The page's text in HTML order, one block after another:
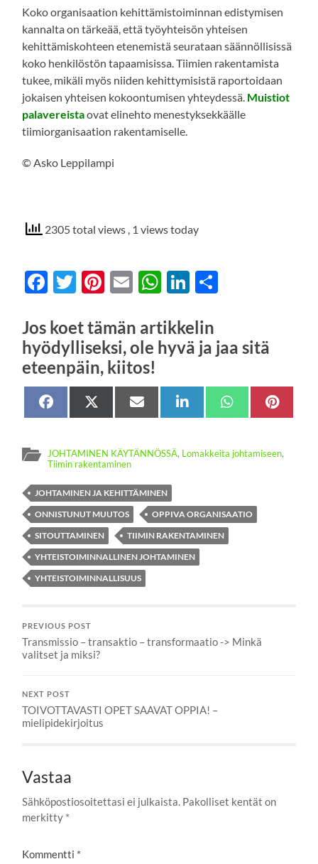
Koko organisaation kehittämistoiminnan edistymisen
kannalta on tärkeää, että työyhteisön yhteisen
kehittämiskohteen etenemistä seurataan säännöllisissä
koko henkilöstön tapaamisissa. Tiimien rakentamista
tukee, mikäli myös niiden kehittymisistä raportoidaan
jokaisen yhteisen kokoontumisen yhteydessä. Muistiot
palavereistaovat elinehto menestyksekkäälle
tiimiorganisaation rakentamiselle.
© Asko Leppilampi
2305 total views , 1 views today
Facebook
Twitter
Pinterest
EmailWhatsApp
LinkedIn
Jos koet tämän artikkelin
hyödylliseksi, ole hyvä ja jaa sitä
eteenpäin, kiitos!
Share
Facebook
Share
(Twitter)
Share
Sähköposti Share
LinkedIn
Share
WhatsApp
JOHTAMINEN KÄYTÄNNÖSSÄ, Lomakkeita johtamiseen,
Tiimin rakentaminen
JOHTAMINEN JA KEHITTÄMINEN
ONNISTUNUT MUUTOS
OPPIVA ORGANISAATIO
SITOUTTAMINEN
TIIMIN RAKENTAMINEN
YHTEISTOIMINNALLINEN JOHTAMINEN
YHTEISTOIMINNALLISUUS
PREVIOUS POST
Transmissio – transaktio – transformaatio -> Minkä
valitset ja miksi?
NEXT POST
TOIVOTTAVASTI OPET SAAVAT OPPIA! –
mielipidekirjoitus
Vastaa
Sähköpostiosoitettasi ei julkaista. Pakolliset kentät on
merkitty *
Kommentti *